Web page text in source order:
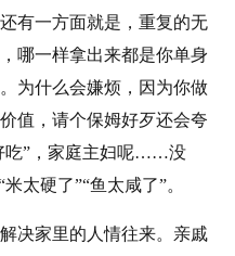
有一方面就是，重复的无
哪一样拿出来都是你单身
为什么会嫌烦，因为你做
值，请个保姆好歹还会夸
吃”，家庭主妇呢……没
太硬了”“鱼太咸了”。
决家里的人情往来。亲戚